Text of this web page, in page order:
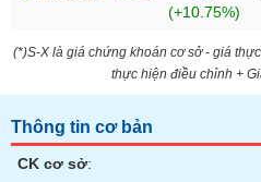
(+10.75%)
(*)S-X là giá chứng khoán cơ sở - giá
thực hiện điều chỉnh +
Thông tin cơ bản
CK cơ sở:
tài
Công